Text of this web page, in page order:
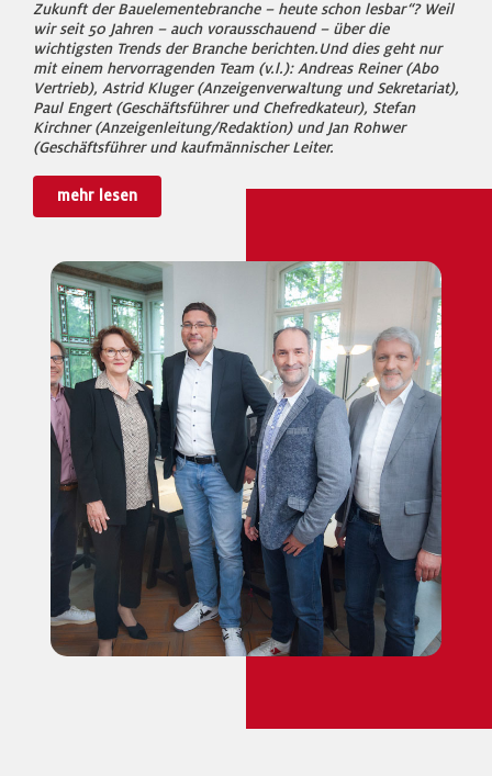
Zukunft der Bauelementebranche – heute schon lesbar“? Weil
wir seit 50 Jahren – auch vorausschauend – über die
wichtigsten Trends der Branche berichten.Und dies geht nur
mit einem hervorragenden Team (v.l.): Andreas Reiner (Abo
Vertrieb), Astrid Kluger (Anzeigenverwaltung und Sekretariat),
Paul Engert (Geschäftsführer und Chefredkateur), Stefan
Kirchner (Anzeigenleitung/Redaktion) und Jan Rohwer
(Geschäftsführer und kaufmännischer Leiter.
mehr lesen